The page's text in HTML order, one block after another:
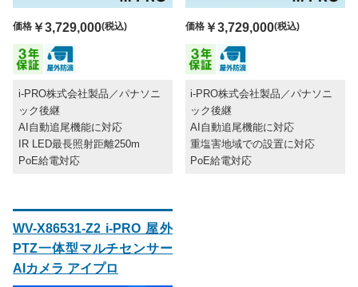
価格 ￥3,729,000(税込)
i-PRO株式会社製品／パナソニ
ック後継
AI自動追尾機能に対応
IR LED最長照射距離250m
PoE給電対応
価格￥3,729,000(税込)
i-PRO株式会社製品／パナソニ
ック後継
AI自動追尾機能に対応
重塩害地域での設置に対応
PoE給電対応
WV-X86531-Z2 i-PRO 屋外
PTZ一体型マルチセンサー
AIカメラ アイプロ